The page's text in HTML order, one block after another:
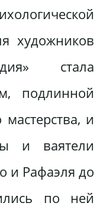
художников
стала
подлинной
и
и ваятели
и Рафаэля до
по ней